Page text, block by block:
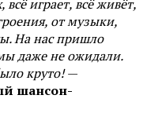
играет, всё живёт,
от музыки,
На нас пришло
даже не ожидали.
круто!—
шансон-